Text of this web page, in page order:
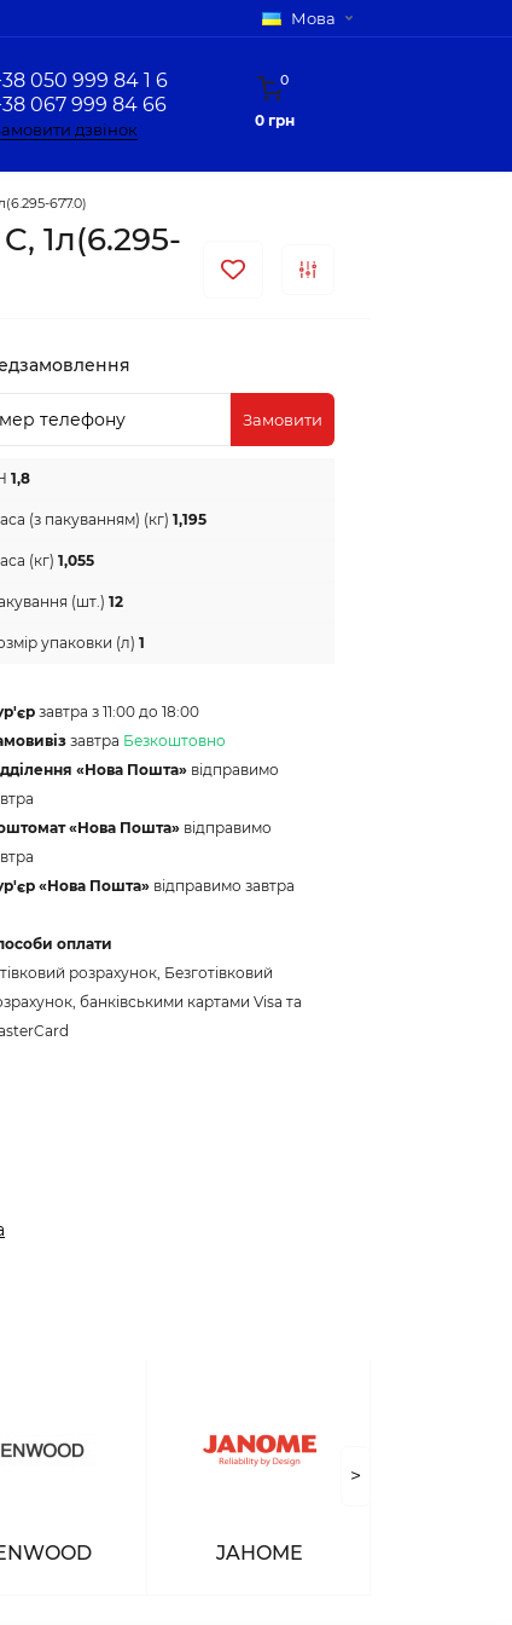
Мова
050 999 84 1 6
067 999 84 66
дзвінок
0
0 грн
677.0)
1л(6.295-
Замовити
1,8
(з пакуванням) (кг) 1,195
(кг) 1,055
(шт.) 12
упаковки (л) 1
завтра з 11:00 до 18:00
завтра Безкоштовно
«Нова Пошта» відправимо
«Нова Пошта» відправимо
«Нова Пошта» відправимо завтра
оплати
розрахунок, Безготівковий
банківськими картами Visa та
JAHOME
>